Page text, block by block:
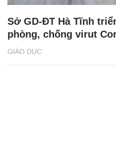
GIÁO DỤC
Sở GD-ĐT Hà Tĩnh
phòng, chống virut